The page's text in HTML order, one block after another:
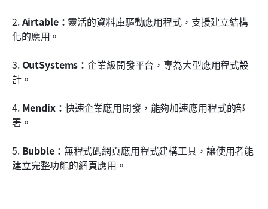
2. Airtable： 靈活的資料庫驅動應用程式，支援建立結構
化的應用。
3. OutSystems：企業級開發平台，專為大型應用程式設
計。
4. Mendix： 快速企業應用開發，能夠加速應用程式的部
署。
5. Bubble： 無程式碼網頁應用程式建構工具，讓使用者能
建立完整功能的網頁應用。